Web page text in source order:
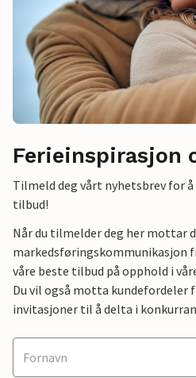
Ferieinspirasjon
Tilmeld deg vårt nyhetsbrev for
tilbud!
Når du tilmelder deg her mottar
markedsføringskommunikasjon
våre beste tilbud på opphold i
Du vil også motta kundefordeler
invitasjoner til å delta i